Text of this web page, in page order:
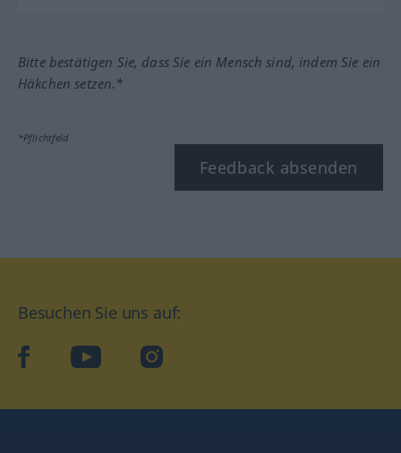
Bitte bestätigen Sie, dass Sie ein Mensch sind, indem Sie ein
Häkchen setzen.*
*Pflichtfeld
Feedback absenden
Besuchen Sie uns auf:
facebookYouTube Instagram